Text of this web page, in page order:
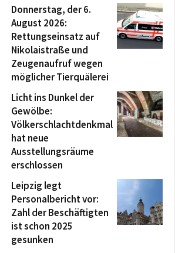
Donnerstag, der 6.
August 2026:
Rettungseinsatz auf
Nikolaistraße und
Zeugenaufruf wegen
möglicher Tierquälerei
Licht ins Dunkel der
Gewölbe:
Völkerschlachtdenkmal
hat neue
Ausstellungsräume
erschlossen
Leipzig legt
Personalbericht vor:
Zahl der Beschäftigten
ist schon 2025
gesunken